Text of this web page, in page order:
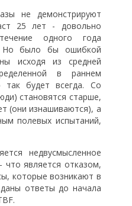
не демонстрируют
25 лет - довольно
одного года
Но было бы ошибкой
исходя из средней
в раннем
так будет всегда. Со
становятся старше,
(они изнашиваются), а
полевых испытаний,
недвусмысленное
что является отказом,
которые возникают в
ответы до начала